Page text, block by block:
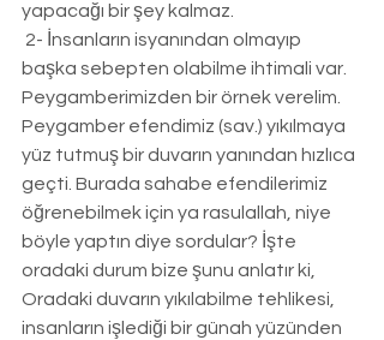
yapacağı bir şey kalmaz.
başka sebepten olabilme ihtimali var.
Peygamberimizden bir örnek verelim.
Peygamber efendimiz (sav.) yıkılmaya
yüz tutmuş bir duvarın yanından hızlıca
geçti. Burada sahabe efendilerimiz
öğrenebilmek için ya rasulallah, niye
böyle yaptın diye sordular? İşte
oradaki durum bize şunu anlatır ki,
Oradaki duvarın yıkılabilme tehlikesi,
insanların işlediği bir günah yüzünden